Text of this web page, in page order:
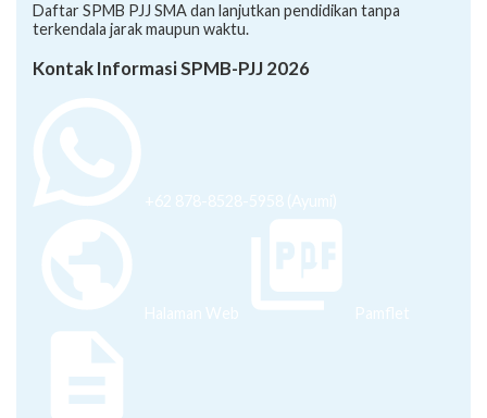
Daftar SPMB PJJ SMA dan lanjutkan pendidikan tanpa
terkendala jarak maupun waktu.
Kontak Informasi SPMB-PJJ 2026
+62 878-8528-5958 (Ayumi)
Halaman Web Pamflet